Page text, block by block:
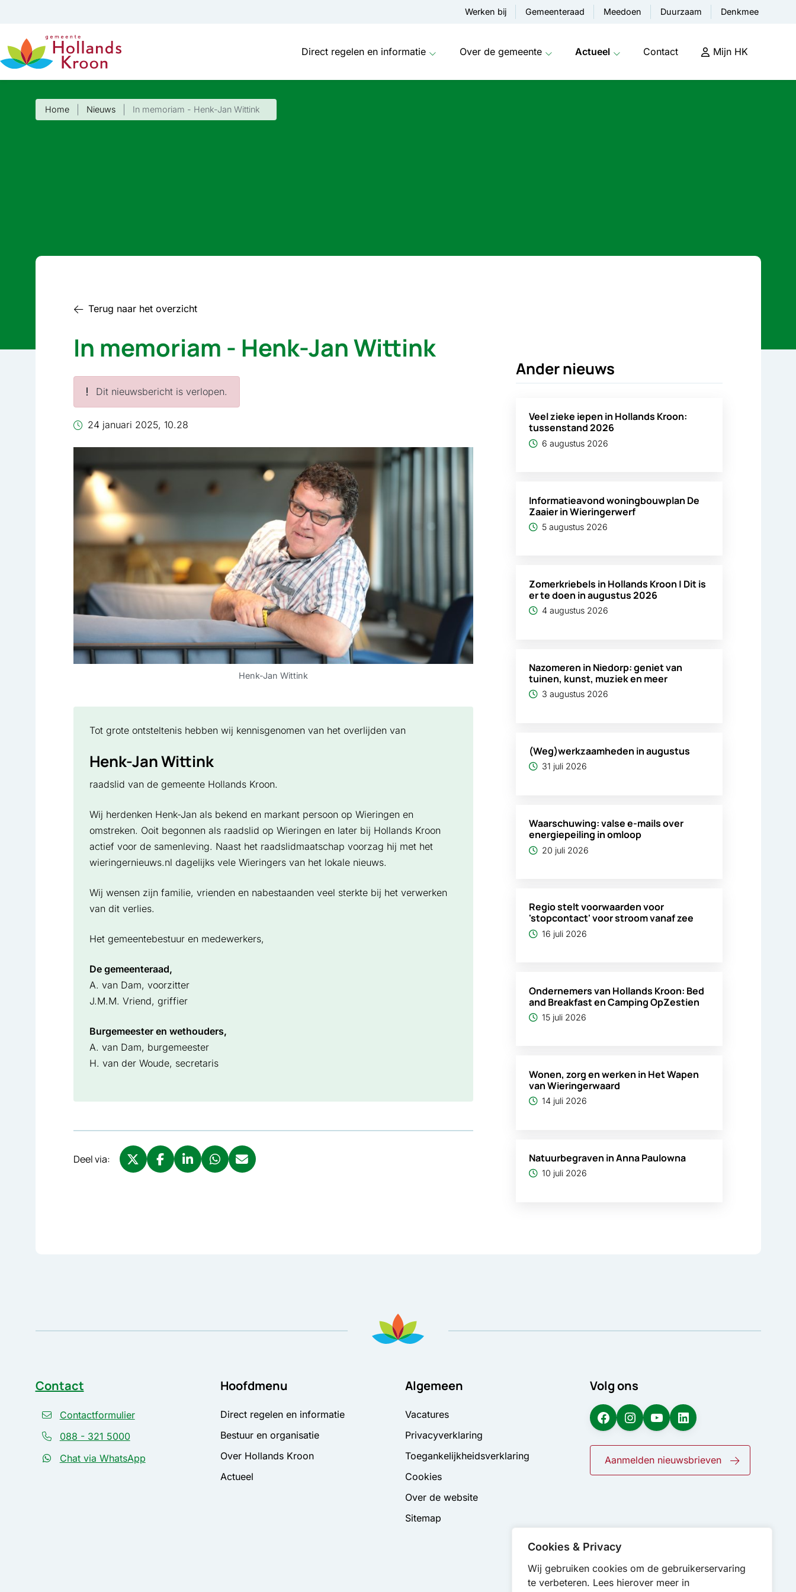
Cookies & Privacy
Wij gebruiken cookies om de gebruikerservaring
te verbeteren. Lees hierover meer in
Werken bij Gemeenteraad Meedoen Duurzaam Denkmee
Direct regelen en informatie Over de gemeente Actueel Contact Mijn HK
Home Nieuws In memoriam - Henk-Jan Wittink
Terug naar het overzicht
In memoriam - Henk-Jan Wittink
Dit nieuwsbericht is verlopen.
24 januari 2025, 10.28
Henk-Jan Wittink
Tot grote ontsteltenis hebben wij kennisgenomen van het overlijden van
Henk-Jan Wittink
raadslid van de gemeente Hollands Kroon.
Wij herdenken Henk-Jan als bekend en markant persoon op Wieringen en
omstreken. Ooit begonnen als raadslid op Wieringen en later bij Hollands Kroon
actief voor de samenleving. Naast het raadslidmaatschap voorzag hij met het
wieringernieuws.nl dagelijks vele Wieringers van het lokale nieuws.
Wij wensen zijn familie, vrienden en nabestaanden veel sterkte bij het verwerken
van dit verlies.
Het gemeentebestuur en medewerkers,
De gemeenteraad,
A. van Dam, voorzitter
J.M.M. Vriend, griffier
Burgemeester en wethouders,
A. van Dam, burgemeester
H. van der Woude, secretaris
Deel via:
Ander nieuws
Veel zieke iepen in Hollands Kroon:
tussenstand 2026
6 augustus 2026
Informatieavond woningbouwplan De
Zaaier in Wieringerwerf
5 augustus 2026
Zomerkriebels in Hollands Kroon | Dit is
er te doen in augustus 2026
4 augustus 2026
Nazomeren in Niedorp: geniet van
tuinen, kunst, muziek en meer
3 augustus 2026
(Weg)werkzaamheden in augustus
31 juli 2026
Waarschuwing: valse e-mails over
energiepeiling in omloop
20 juli 2026
Regio stelt voorwaarden voor
'stopcontact' voor stroom vanaf zee
16 juli 2026
Ondernemers van Hollands Kroon: Bed
and Breakfast en Camping OpZestien
15 juli 2026
Wonen, zorg en werken in Het Wapen
van Wieringerwaard
14 juli 2026
Natuurbegraven in Anna Paulowna
10 juli 2026
Contact
Contactformulier
088 - 321 5000
Chat via WhatsApp
Hoofdmenu
Direct regelen en informatie
Bestuur en organisatie
Over Hollands Kroon
Actueel
Algemeen
Vacatures
Privacyverklaring
Toegankelijkheidsverklaring
Cookies
Over de website
Sitemap
Volg ons
Facebook
Instagram
YouTubeLinkedIn
Aanmelden nieuwsbrieven